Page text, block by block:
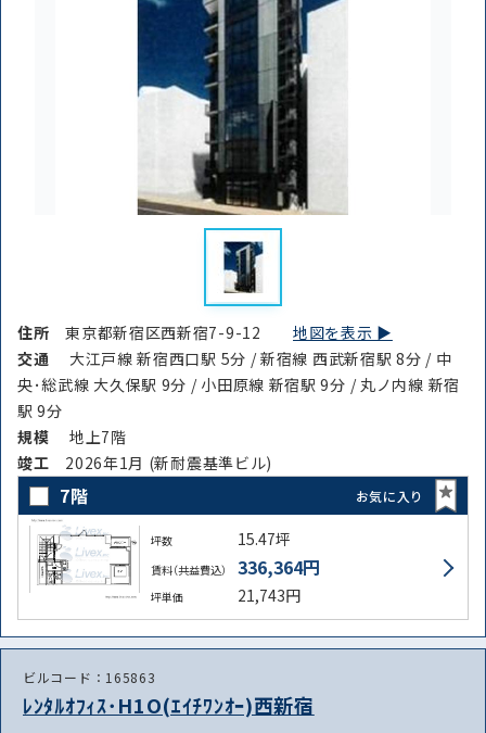
住所東京都新宿区西新宿7-9-12地図を表示 ▶︎
交通
大江戸線 新宿西口駅 5分 / 新宿線 西武新宿駅 8分 / 中
央･総武線 大久保駅 9分 / 小田原線 新宿駅 9分 / 丸ノ内線 新宿
駅 9分
規模
地上7階
竣⼯ 2026年1月 (新耐震基準ビル)
7階 お気に入り
坪数 15.47坪
賃料（共益費込） 336,364円
坪単価 21,743円
ビルコード：165863
ﾚﾝﾀﾙｵﾌｨｽ･H1O(ｴｲﾁﾜﾝｵｰ)西新宿